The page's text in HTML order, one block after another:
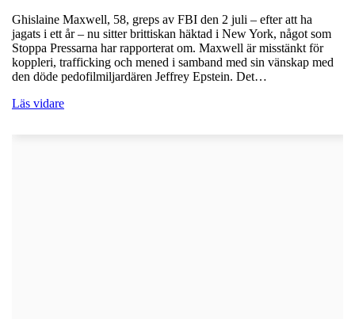
Ghislaine Maxwell, 58, greps av FBI den 2 juli – efter att ha
jagats i ett år – nu sitter brittiskan häktad i New York, något som
Stoppa Pressarna har rapporterat om. Maxwell är misstänkt för
koppleri, trafficking och mened i samband med sin vänskap med
den döde pedofilmiljardären Jeffrey Epstein. Det…
Läs vidare